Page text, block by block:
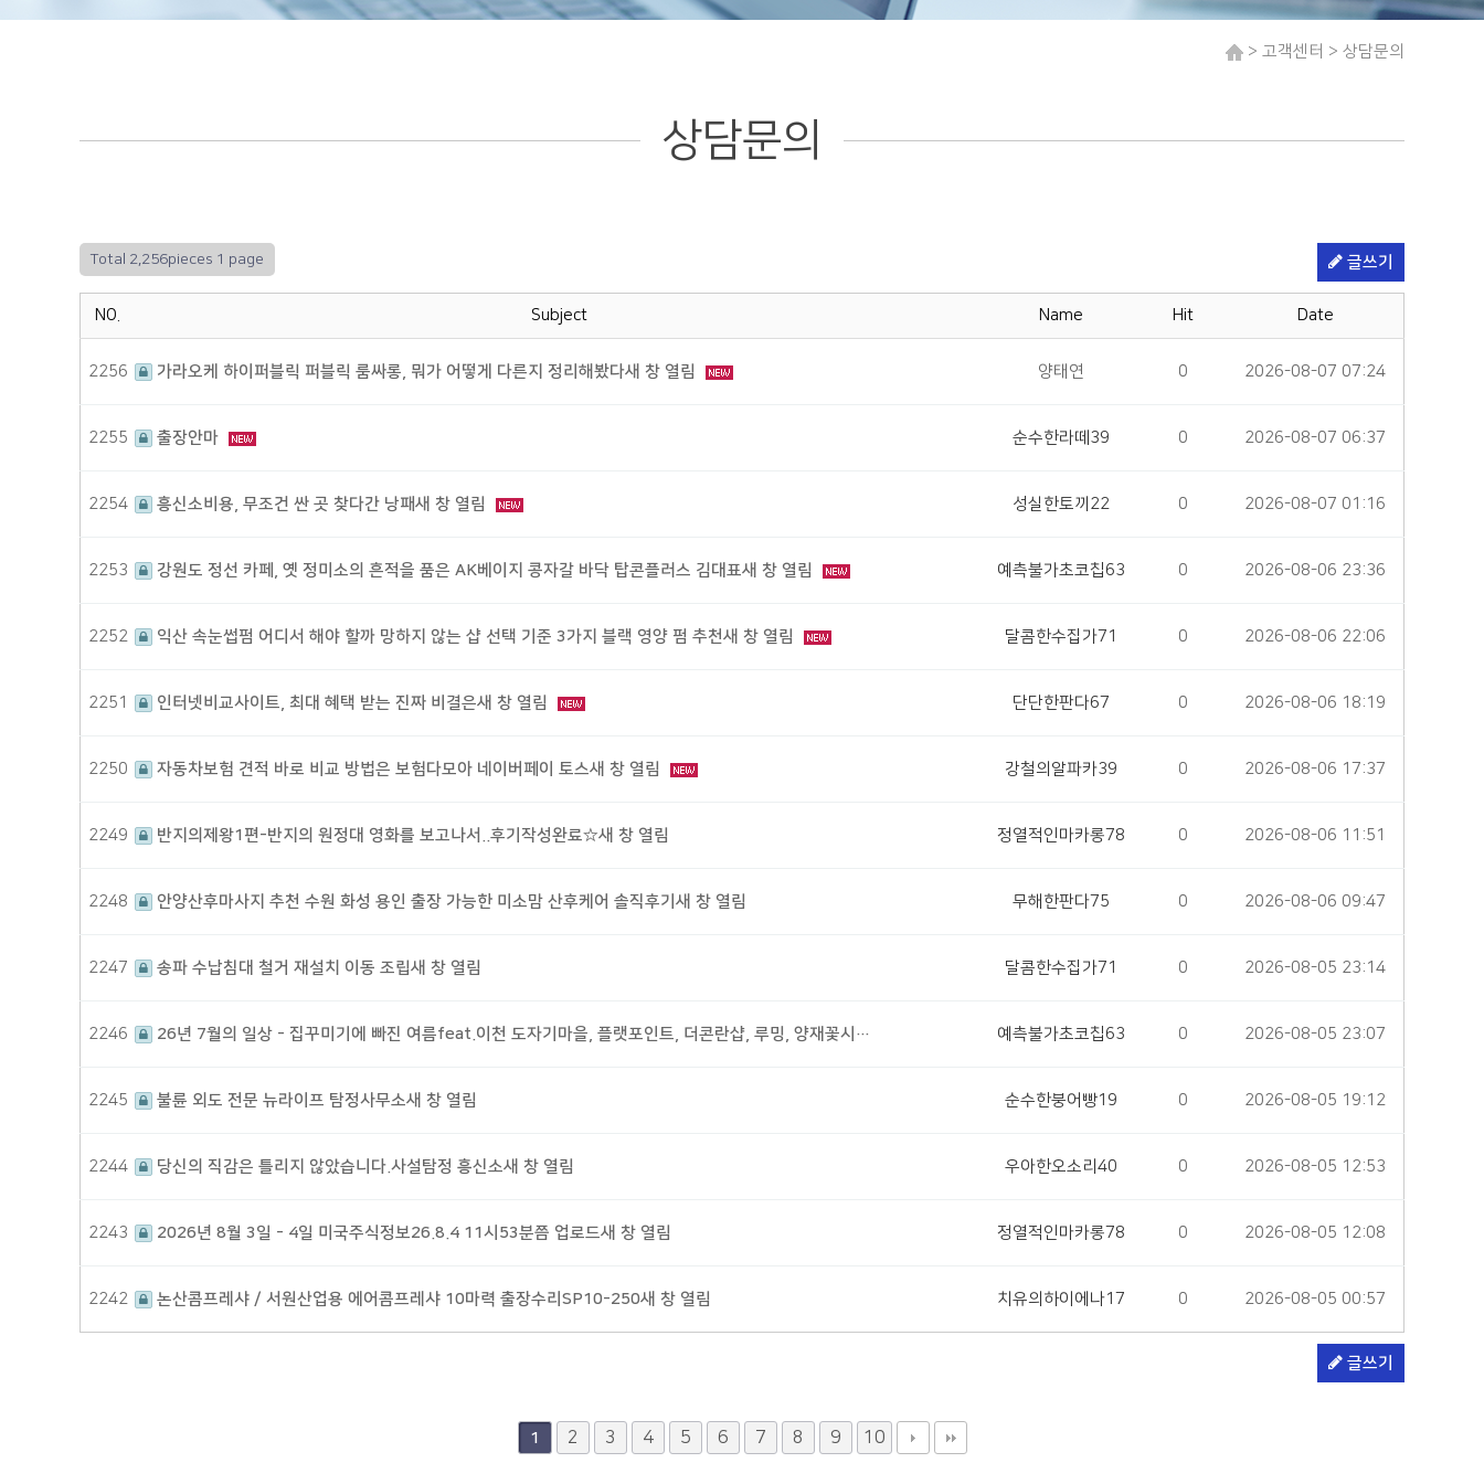
> 고객센터 > 상담문의
상담문의
Total 2,256pieces 1 page 글쓰기
NO. Subject Name Hit Date
2256 가라오케 하이퍼블릭 퍼블릭 룸싸롱, 뭐가 어떻게 다른지 정리해봤다새 창 열림 양태연 0 2026-08-07 07:24
2255 출장안마 순수한라떼39 0 2026-08-07 06:37
2254 흥신소비용, 무조건 싼 곳 찾다간 낭패새 창 열림 성실한토끼22 0 2026-08-07 01:16
2253 강원도 정선 카페, 옛 정미소의 흔적을 품은 AK베이지 콩자갈 바닥 탑콘플러스 김대표새 창 열림 예측불가초코칩63 0 2026-08-06 23:36
2252 익산 속눈썹펌 어디서 해야 할까 망하지 않는 샵 선택 기준 3가지 블랙 영양 펌 추천새 창 열림 달콤한수집가71 0 2026-08-06 22:06
2251 인터넷비교사이트, 최대 혜택 받는 진짜 비결은새 창 열림 단단한판다67 0 2026-08-06 18:19
2250 자동차보험 견적 바로 비교 방법은 보험다모아 네이버페이 토스새 창 열림 강철의알파카39 0 2026-08-06 17:37
2249 반지의제왕1편-반지의 원정대 영화를 보고나서..후기작성완료☆새 창 열림 정열적인마카롱78 0 2026-08-06 11:51
2248 안양산후마사지 추천 수원 화성 용인 출장 가능한 미소맘 산후케어 솔직후기새 창 열림 무해한판다75 0 2026-08-06 09:47
2247 송파 수납침대 철거 재설치 이동 조립새 창 열림 달콤한수집가71 0 2026-08-05 23:14
2246 26년 7월의 일상 - 집꾸미기에 빠진 여름feat.이천 도자기마을, 플랫포인트, 더콘란샵, 루밍, 양재꽃시… 예측불가초코칩63 0 2026-08-05 23:07
2245 불륜 외도 전문 뉴라이프 탐정사무소새 창 열림 순수한붕어빵19 0 2026-08-05 19:12
2244 당신의 직감은 틀리지 않았습니다.사설탐정 흥신소새 창 열림 우아한오소리40 0 2026-08-05 12:53
2243 2026년 8월 3일 - 4일 미국주식정보26.8.4 11시53분쯤 업로드새 창 열림 정열적인마카롱78 0 2026-08-05 12:08
2242 논산콤프레샤 / 서원산업용 에어콤프레샤 10마력 출장수리SP10-250새 창 열림 치유의하이에나17 0 2026-08-05 00:57
글쓰기
1 2 3 4 5 6 7 8 9 10